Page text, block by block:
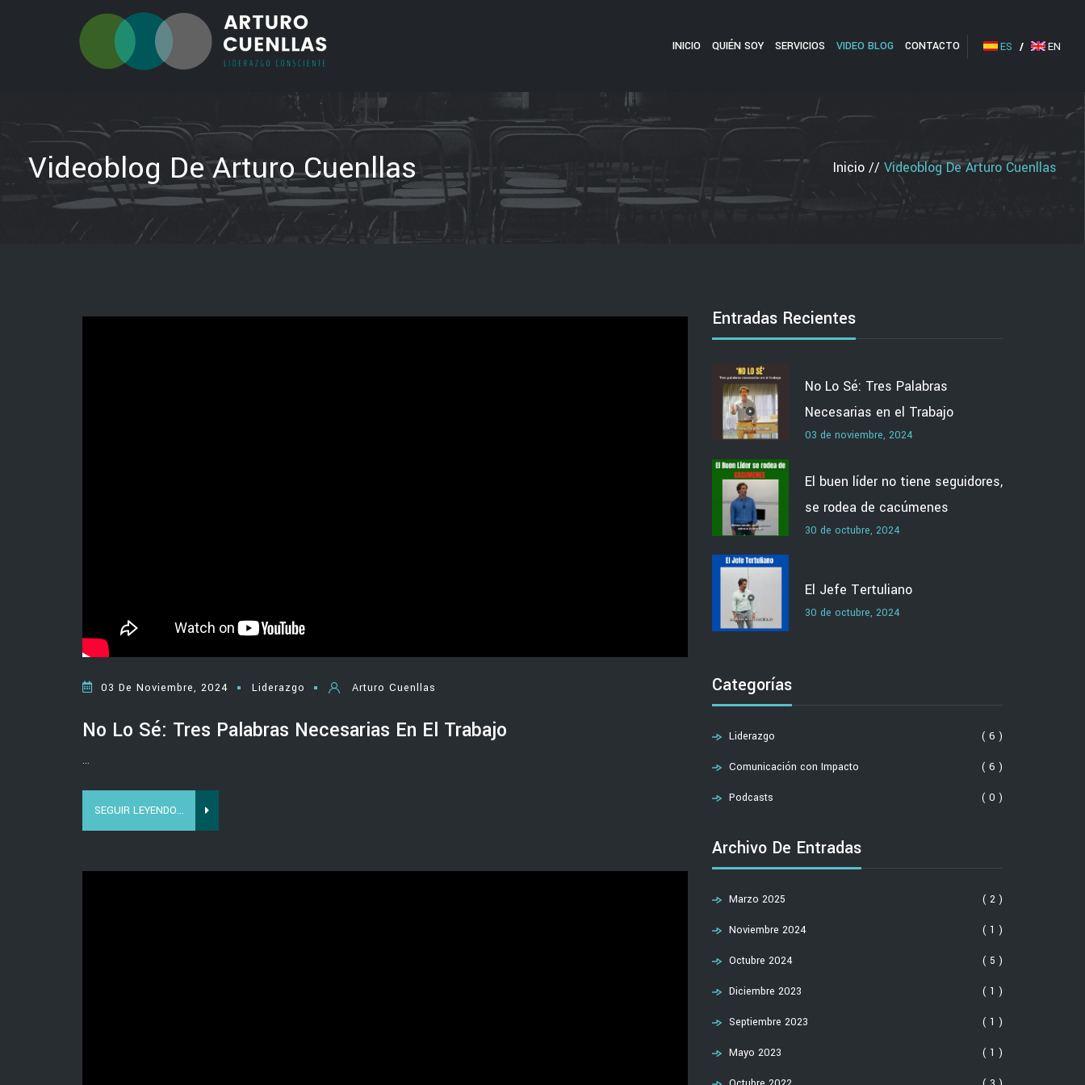
INICIO QUIÉN SOY SERVICIOS VIDEO BLOG CONTACTO ES / EN
Videoblog De Arturo Cuenllas Inicio // Videoblog De Arturo Cuenllas
03 De Noviembre, 2024 Liderazgo Arturo Cuenllas
No Lo Sé: Tres Palabras Necesarias En El Trabajo
...
SEGUIR LEYENDO...
Entradas Recientes
No Lo Sé: Tres Palabras
Necesarias en el Trabajo
03 de noviembre, 2024
El buen líder no tiene seguidores,
se rodea de cacúmenes
30 de octubre, 2024
El Jefe Tertuliano
30 de octubre, 2024
Categorías
Liderazgo ( 6 )
Comunicación con Impacto ( 6 )
Podcasts ( 0 )
Archivo De Entradas
Marzo 2025 ( 2 )
Noviembre 2024 ( 1 )
Octubre 2024 ( 5 )
Diciembre 2023 ( 1 )
Septiembre 2023 ( 1 )
Mayo 2023 ( 1 )